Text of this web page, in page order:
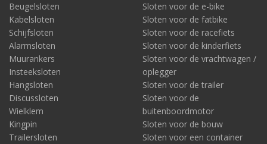
Beugelsloten
Kabelsloten
Schijfsloten
Alarmsloten
Muurankers
Insteeksloten
Hangsloten
Discussloten
Wielklem
Kingpin
Trailersloten
Sloten voor de e-bike
Sloten voor de fatbike
Sloten voor de racefiets
Sloten voor de kinderfiets
Sloten voor de vrachtwagen /
oplegger
Sloten voor de trailer
Sloten voor de
buitenboordmotor
Sloten voor de bouw
Sloten voor een container